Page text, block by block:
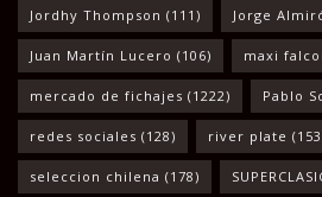
Jordhy Thompson (111) Jorge
Juan Martín Lucero (106) maxi
mercado de fichajes (1222) Pablo
redes sociales (128) river plate
seleccion chilena (178)